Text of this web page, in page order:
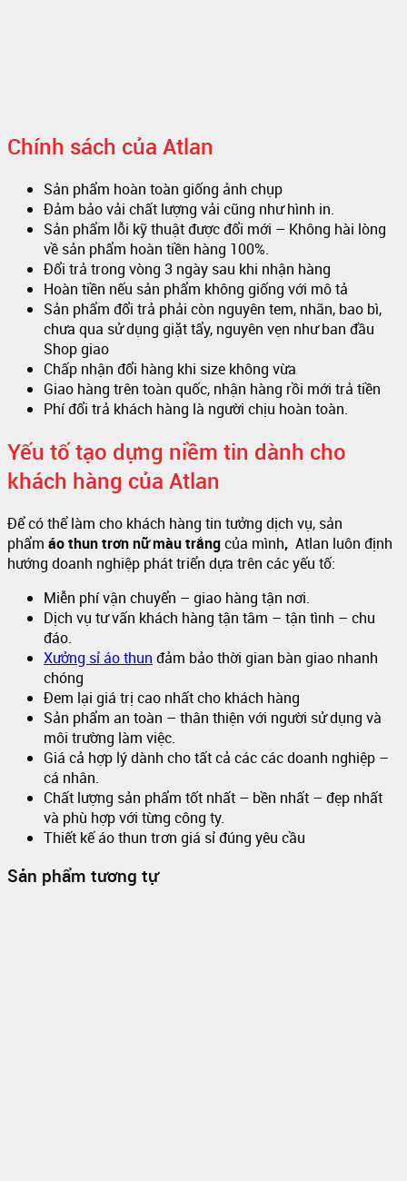
Chính sách của Atlan
Sản phẩm hoàn toàn giống ảnh chụp
Đảm bảo vải chất lượng vải cũng như hình in.
Sản phẩm lỗi kỹ thuật được đổi mới – Không hài lòng
về sản phẩm hoàn tiền hàng 100%.
Đổi trả trong vòng 3 ngày sau khi nhận hàng
Hoàn tiền nếu sản phẩm không giống với mô tả
Sản phẩm đổi trả phải còn nguyên tem, nhãn, bao bì,
chưa qua sử dụng giặt tẩy, nguyên vẹn như ban đầu
Shop giao
Chấp nhận đổi hàng khi size không vừa
Giao hàng trên toàn quốc, nhận hàng rồi mới trả tiền
Phí đổi trả khách hàng là người chịu hoàn toàn.
Yếu tố tạo dựng niềm tin dành cho
khách hàng của Atlan
Để có thể làm cho khách hàng tin tưởng dịch vụ, sản
phẩm áo thun trơn nữ màu trắngcủa mình, Atlan luôn định
hướng doanh nghiệp phát triển dựa trên các yếu tố:
Miễn phí vận chuyển – giao hàng tận nơi.
Dịch vụ tư vấn khách hàng tận tâm – tận tình – chu
đáo.
Xưởng sỉ áo thun đảm bảo thời gian bàn giao nhanh
chóng
Đem lại giá trị cao nhất cho khách hàng
Sản phẩm an toàn – thân thiện với người sử dụng và
môi trường làm việc.
Giá cả hợp lý dành cho tất cả các các doanh nghiệp –
cá nhân.
Chất lượng sản phẩm tốt nhất – bền nhất – đẹp nhất
và phù hợp với từng công ty.
Thiết kế áo thun trơn giá sỉ đúng yêu cầu
Sản phẩm tương tự